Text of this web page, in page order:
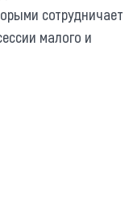
сотрудничает
малого и